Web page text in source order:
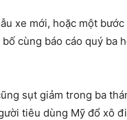
xe mới, hoặc một
cùng báo cáo quý ba
sụt giảm trong ba
tiêu dùng Mỹ đổ xô